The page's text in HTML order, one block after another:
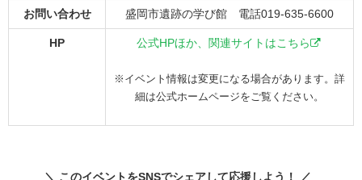
お問い合わせ 盛岡市遺跡の学び館 電話019-635-6600
HP 公式HPほか、関連サイトはこちら
※イベント情報は変更になる場合があります。詳
細は公式ホームページをご覧ください。
＼ このイベントをSNSでシェアして応援しよう！ ／